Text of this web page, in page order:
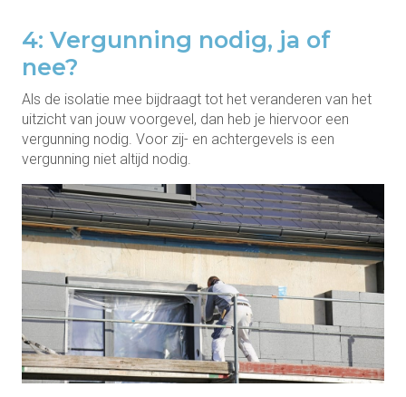
4: Vergunning nodig, ja of
nee?
Als de isolatie mee bijdraagt tot het veranderen van het
uitzicht van jouw voorgevel, dan heb je hiervoor een
vergunning nodig. Voor zij- en achtergevels is een
vergunning niet altijd nodig.